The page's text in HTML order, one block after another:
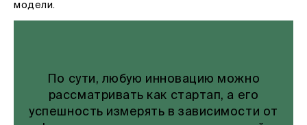
модели.
По сути, любую инновацию можно
рассматривать как стартап, а его
успешность измерять в зависимости от